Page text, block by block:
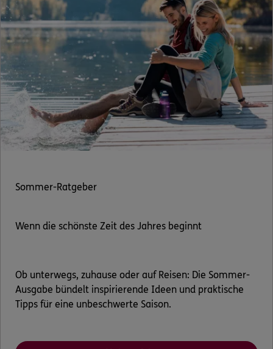
Sommer-Ratgeber
Wenn die schönste Zeit des Jahres beginnt
Ob unterwegs, zuhause oder auf Reisen: Die Sommer-
Ausgabe bündelt inspirierende Ideen und praktische
Tipps für eine unbeschwerte Saison.